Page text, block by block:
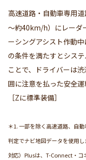
高速道路・自動車専用
～約40km/h）にレーダ
ーシングアシスト作動
の条件を満たすとシス
ことで、ドライバーは
囲に注意を払った安全運
［Zに標準装備］
＊1. 一部を除く高速道路、自
判定でナビ地図データを使用
対応）Plusは、T-Connect・コ